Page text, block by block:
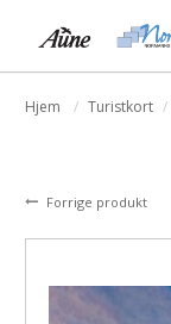
Hjem Turistkort
Forrige produkt